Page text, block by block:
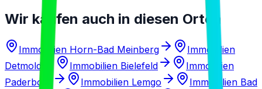
Wir kaufen auch in diesen Orten
Immobilien Horn-Bad Meinberg
Immobilien
Detmold
Immobilien Bielefeld
Immobilien
Paderborn
Immobilien Lemgo Immobilien Bad